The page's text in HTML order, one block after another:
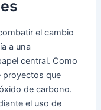
el cambio
a una
central. Como
proyectos que
de carbono.
el uso de